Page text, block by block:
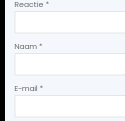
Reactie *
Naam *
E-mail *